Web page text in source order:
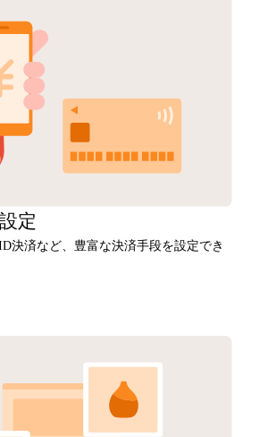
定
決済など、豊富な決済手段を設定でき